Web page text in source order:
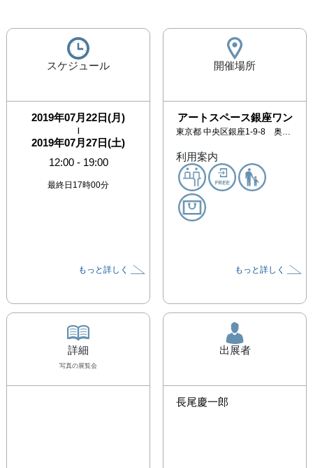
スケジュール
2019年07月22日(月)
|
2019年07月27日(土)
12:00- 19:00
最終日17時00分
もっと詳しく
開催場所
アートスペース銀座ワン
東京都 中央区銀座1-9-8 奥野ビル202
利用案内
もっと詳しく
詳細
写真の展覧会
出展者
長尾慶一郎